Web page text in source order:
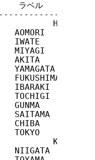
ラベル
HOKKAIDO
AOMORI
IWATE
MIYAGI
AKITA
YAMAGATA
FUKUSHIMA
IBARAKI
TOCHIGI
GUNMA
SAITAMA
CHIBA
TOKYO
KANAGAWA
NIIGATA